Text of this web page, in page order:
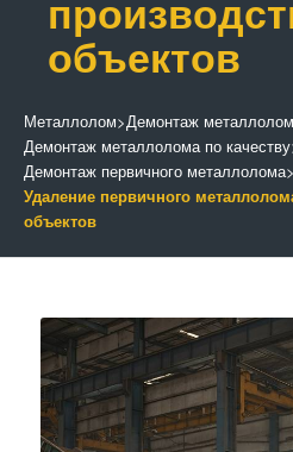
объектов
Металлолом>Демонтаж
Демонтаж металлолома по качеству
Демонтаж первичного металлолома>
Удаление первичного
объектов